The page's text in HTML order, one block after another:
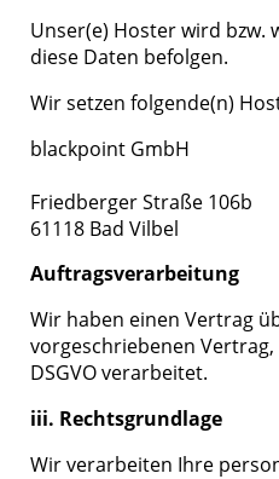
Unser(e) Hoster wird bzw.
diese Daten befolgen.
Wir setzen folgende(n)
blackpoint GmbH
Friedberger Straße 106b
61118 Bad Vilbel
Auftragsverarbeitung
Wir haben einen Vertrag
vorgeschriebenen
DSGVO verarbeitet.
iii. Rechtsgrundlage
Wir verarbeiten Ihre